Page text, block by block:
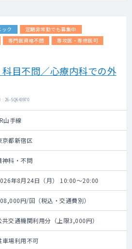
ック
定期非常勤でも募集中
専門医資格不問
専攻医・専修医可
目不問／心療内科での外
26-SQ643970
山手線
京都新宿区
神科・不問
年8月24日（月） 10:00～20:00
円/回（税込・交通費別）
共交通機関利用分（上限3,000円）
車場利用不可